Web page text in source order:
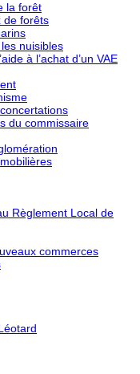
la forêt
de forêts
nuisibles
à l’achat d’un VAE
du commissaire
Règlement Local de
commerces